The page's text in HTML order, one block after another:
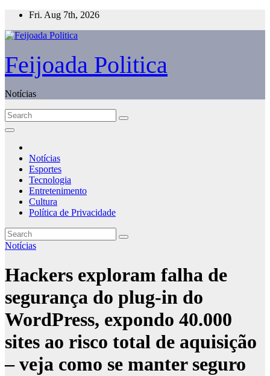
Skip
content
Fri. Aug 7th, 2026
Feijoada Politica
Notícias
Notícias
Esportes
Tecnologia
Entretenimento
Cultura
Política de Privacidade
Notícias
Hackers exploram falha de
segurança do plug-in do
WordPress, expondo 40.000
sites ao risco total de aquisição
– veja como se manter seguro